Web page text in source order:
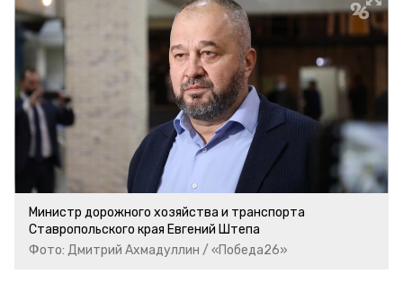
Министр дорожного хозяйства и транспорта
Ставропольского края Евгений Штепа
Фото: Дмитрий Ахмадуллин / «Победа26»